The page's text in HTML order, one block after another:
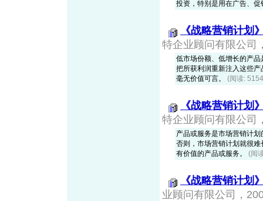
投资，特别是用在广告、
《战略营销计划
特企业顾问有限公司
低市场份额、低增长的产
把所获利润重新注入这些
毫无价值可言。 (阅读:
《战略营销计划
特企业顾问有限公司
产品或服务是市场营销计
否则，市场营销计划就很
有价值的产品或服务。 (阅
《战略营销计划
业顾问有限公司，